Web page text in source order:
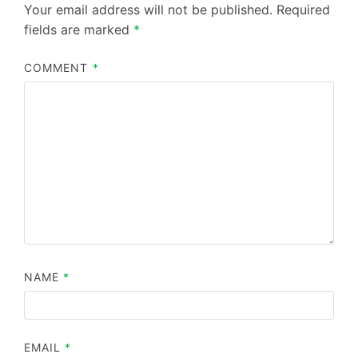
Your email address will not be published. Required
fields are marked *
COMMENT *
NAME *
EMAIL *